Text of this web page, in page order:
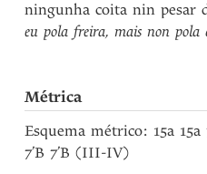
ningunha coita nin
eu pola freira, mais non pola
Métrica
Esquema métrico: 15a 15a
7’B 7’B (III-IV)